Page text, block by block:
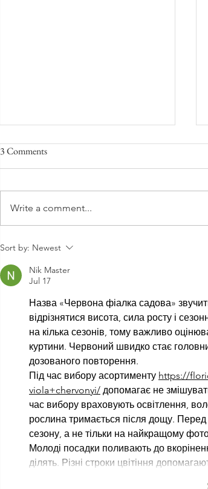
UPICK and Cidery updates
3 Comments
Write a comment...
Sort by: Newest
Nik Master
Jul 17
Назва «Червона фіалка садова»
відрізнятися висота, сила росту і
на кілька сезонів, тому важливо
куртини. Червоний швидко стає
дозованого повторення.
Під час вибору асортименту https://
viola+chervonyi/ допомагає не
час вибору враховують освітлення,
рослина тримається після дощу.
сезону, а не тільки на найкращому
Молоді посадки поливають до
ділять. Різні строки цвітіння